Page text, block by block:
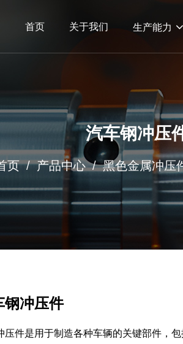
首页 关于我们 生产能力
汽车钢冲压
页 / 产品中心 / 黑色金属冲压
钢冲压件
压件是用于制造各种车辆的关键部件，